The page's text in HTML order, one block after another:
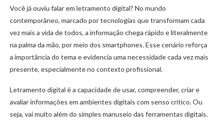
Você já ouviu falar em letramento digital? No mundo
contemporâneo, marcado por tecnologias que transformam cada
vez mais a vida de todos, a informação chega rápido e literalmente
na palma da mão, por meio dos smartphones. Esse cenário reforça
a importância do tema e evidencia uma necessidade cada vez mais
presente, especialmente no contexto profissional.
Letramento digital é a capacidade de usar, compreender, criar e
avaliar informações em ambientes digitais com senso crítico. Ou
seja, vai muito além do simples manuseio das ferramentas digitais.